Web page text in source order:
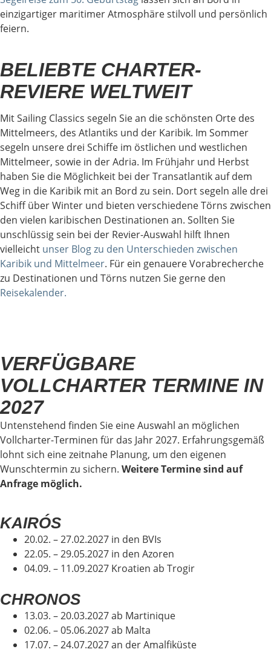
einzigartiger maritimer Atmosphäre stilvoll und persönlich
feiern.
BELIEBTE CHARTER-
REVIERE WELTWEIT
Empty
heading
Mit Sailing Classics segeln Sie an die schönsten Orte des
Mittelmeers, des Atlantiks und der Karibik. Im Sommer
segeln unsere drei Schiffe im östlichen und westlichen
Mittelmeer, sowie in der Adria. Im Frühjahr und Herbst
haben Sie die Möglichkeit bei der Transatlantik auf dem
Weg in die Karibik mit an Bord zu sein. Dort segeln alle drei
Schiff über Winter und bieten verschiedene Törns zwischen
den vielen karibischen Destinationen an. Sollten Sie
unschlüssig sein bei der Revier-Auswahl hilft Ihnen
vielleicht unser Blog zu den Unterschieden zwischen
Karibik und Mittelmeer. Für ein genauere Vorabrecherche
zu Destinationen und Törns nutzen Sie gerne den
Reisekalender.
VERFÜGBARE
VOLLCHARTER TERMINE IN
2027
Untenstehend finden Sie eine Auswahl an möglichen
Vollcharter-Terminen für das Jahr 2027. Erfahrungsgemäß
lohnt sich eine zeitnahe Planung, um den eigenen
Wunschtermin zu sichern. Weitere Termine sind auf
Anfrage möglich.
KAIRÓS
20.02. – 27.02.2027 in den BVIs
22.05. – 29.05.2027 in den Azoren
04.09. – 11.09.2027 Kroatien ab Trogir
CHRONOS
13.03. – 20.03.2027 ab Martinique
02.06. – 05.06.2027 ab Malta
17.07. – 24.07.2027 an der Amalfiküste